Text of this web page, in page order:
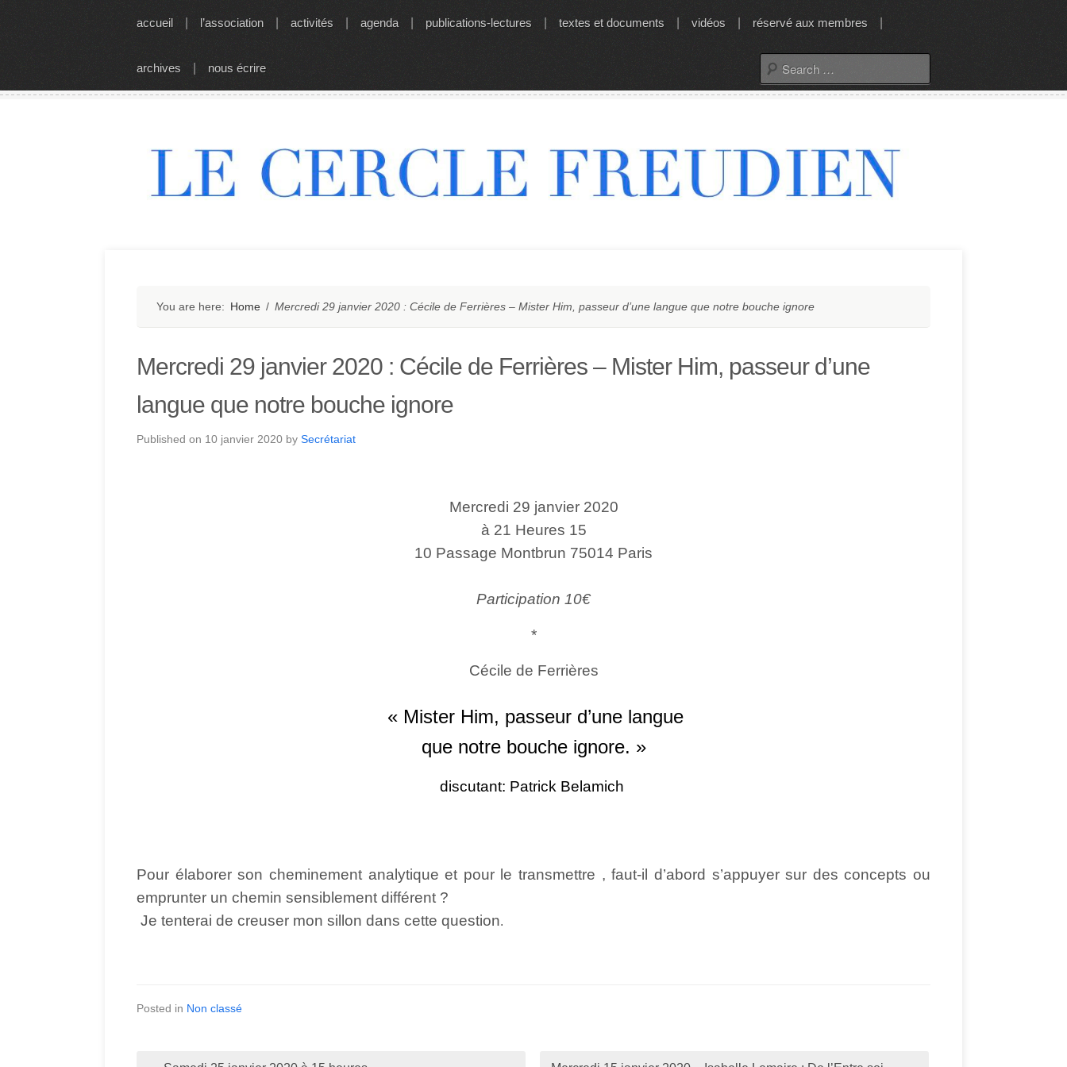
accueil l’association activités agenda publications-lectures textes et documents vidéos réservé aux membres
archives nous écrire
Search
for:
You are here: Home / Mercredi 29 janvier 2020 : Cécile de Ferrières – Mister Him, passeur d’une langue que notre bouche ignore
Mercredi 29 janvier 2020 : Cécile de Ferrières – Mister Him, passeur d’une
langue que notre bouche ignore
Published on 10 janvier 2020 by Secrétariat
Mercredi 29 janvier 2020
à 21 Heures 15
10 Passage Montbrun 75014 Paris
Participation 10€
*
Cécile de Ferrières
« Mister Him, passeur d’une langue
que notre bouche ignore. »
discutant: Patrick Belamich
Pour élaborer son cheminement analytique et pour le transmettre , faut-il d’abord s’appuyer sur des concepts ou
emprunter un chemin sensiblement différent ?
Je tenterai de creuser mon sillon dans cette question.
Posted in Non classé